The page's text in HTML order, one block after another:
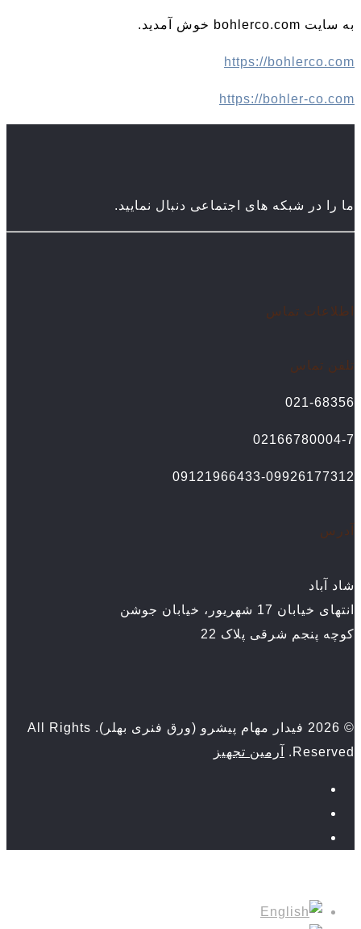
به سایت bohlerco.com خوش آمدید.
https://bohlerco.com
https://bohler-co.com
ما را در شبکه های اجتماعی دنبال نمایید.
اطلاعات تماس
تلفن تماس
021-68356
02166780004-7
09121966433-09926177312
آدرس
شاد آباد
انتهای خیابان 17 شهریور، خیابان جوشن
کوچه پنجم شرقی پلاک 22
© 2026 فیدار مهام پیشرو (ورق فنری بهلر). All Rights
Reserved.
آرمین تجهیز